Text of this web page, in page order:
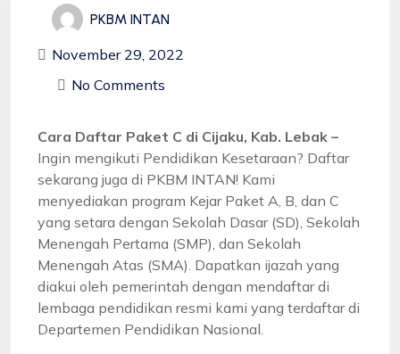
PKBM INTAN
November 29, 2022
No Comments
Cara Daftar Paket C di Cijaku, Kab. Lebak –
Ingin mengikuti Pendidikan Kesetaraan? Daftar
sekarang juga di PKBM INTAN! Kami
menyediakan program Kejar Paket A, B, dan C
yang setara dengan Sekolah Dasar (SD), Sekolah
Menengah Pertama (SMP), dan Sekolah
Menengah Atas (SMA). Dapatkan ijazah yang
diakui oleh pemerintah dengan mendaftar di
lembaga pendidikan resmi kami yang terdaftar di
Departemen Pendidikan Nasional.